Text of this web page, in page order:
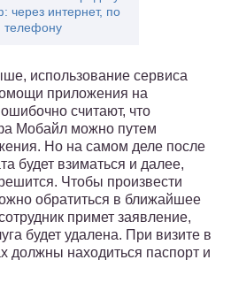
через интернет, по
телефону
использование сервиса
приложения на
считают, что
Мобайл можно путем
Но на самом деле после
будет взиматься и далее,
Чтобы произвести
обратиться в ближайшее
примет заявление,
будет удалена. При визите в
должны находиться паспорт и